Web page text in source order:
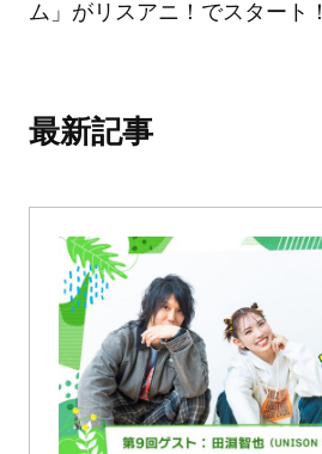
ム」がリスアニ！でスタート！
最新記事